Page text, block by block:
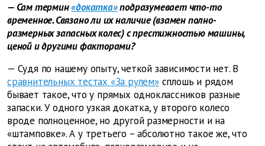
— Сам термин«докатка»подразумевает что-то
временное. Связано ли их наличие (взамен полно­
размерных запасных колес) с престижностью машины,
ценой и другими факторами?
— Судя по нашему опыту, четкой зависимости нет. В
сравнительных тестах «За рулем»сплошь и рядом
бывает такое, что у прямых одноклассников разные
запаски. У одного узкая докатка, у второго колесо
вроде полноценное, но другой размерности и на
«штамповке». А у третьего – абсолютно такое же, что